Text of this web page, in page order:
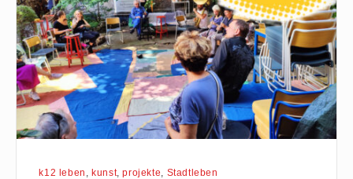
k12 leben ,kunst,projekte Stadtleben